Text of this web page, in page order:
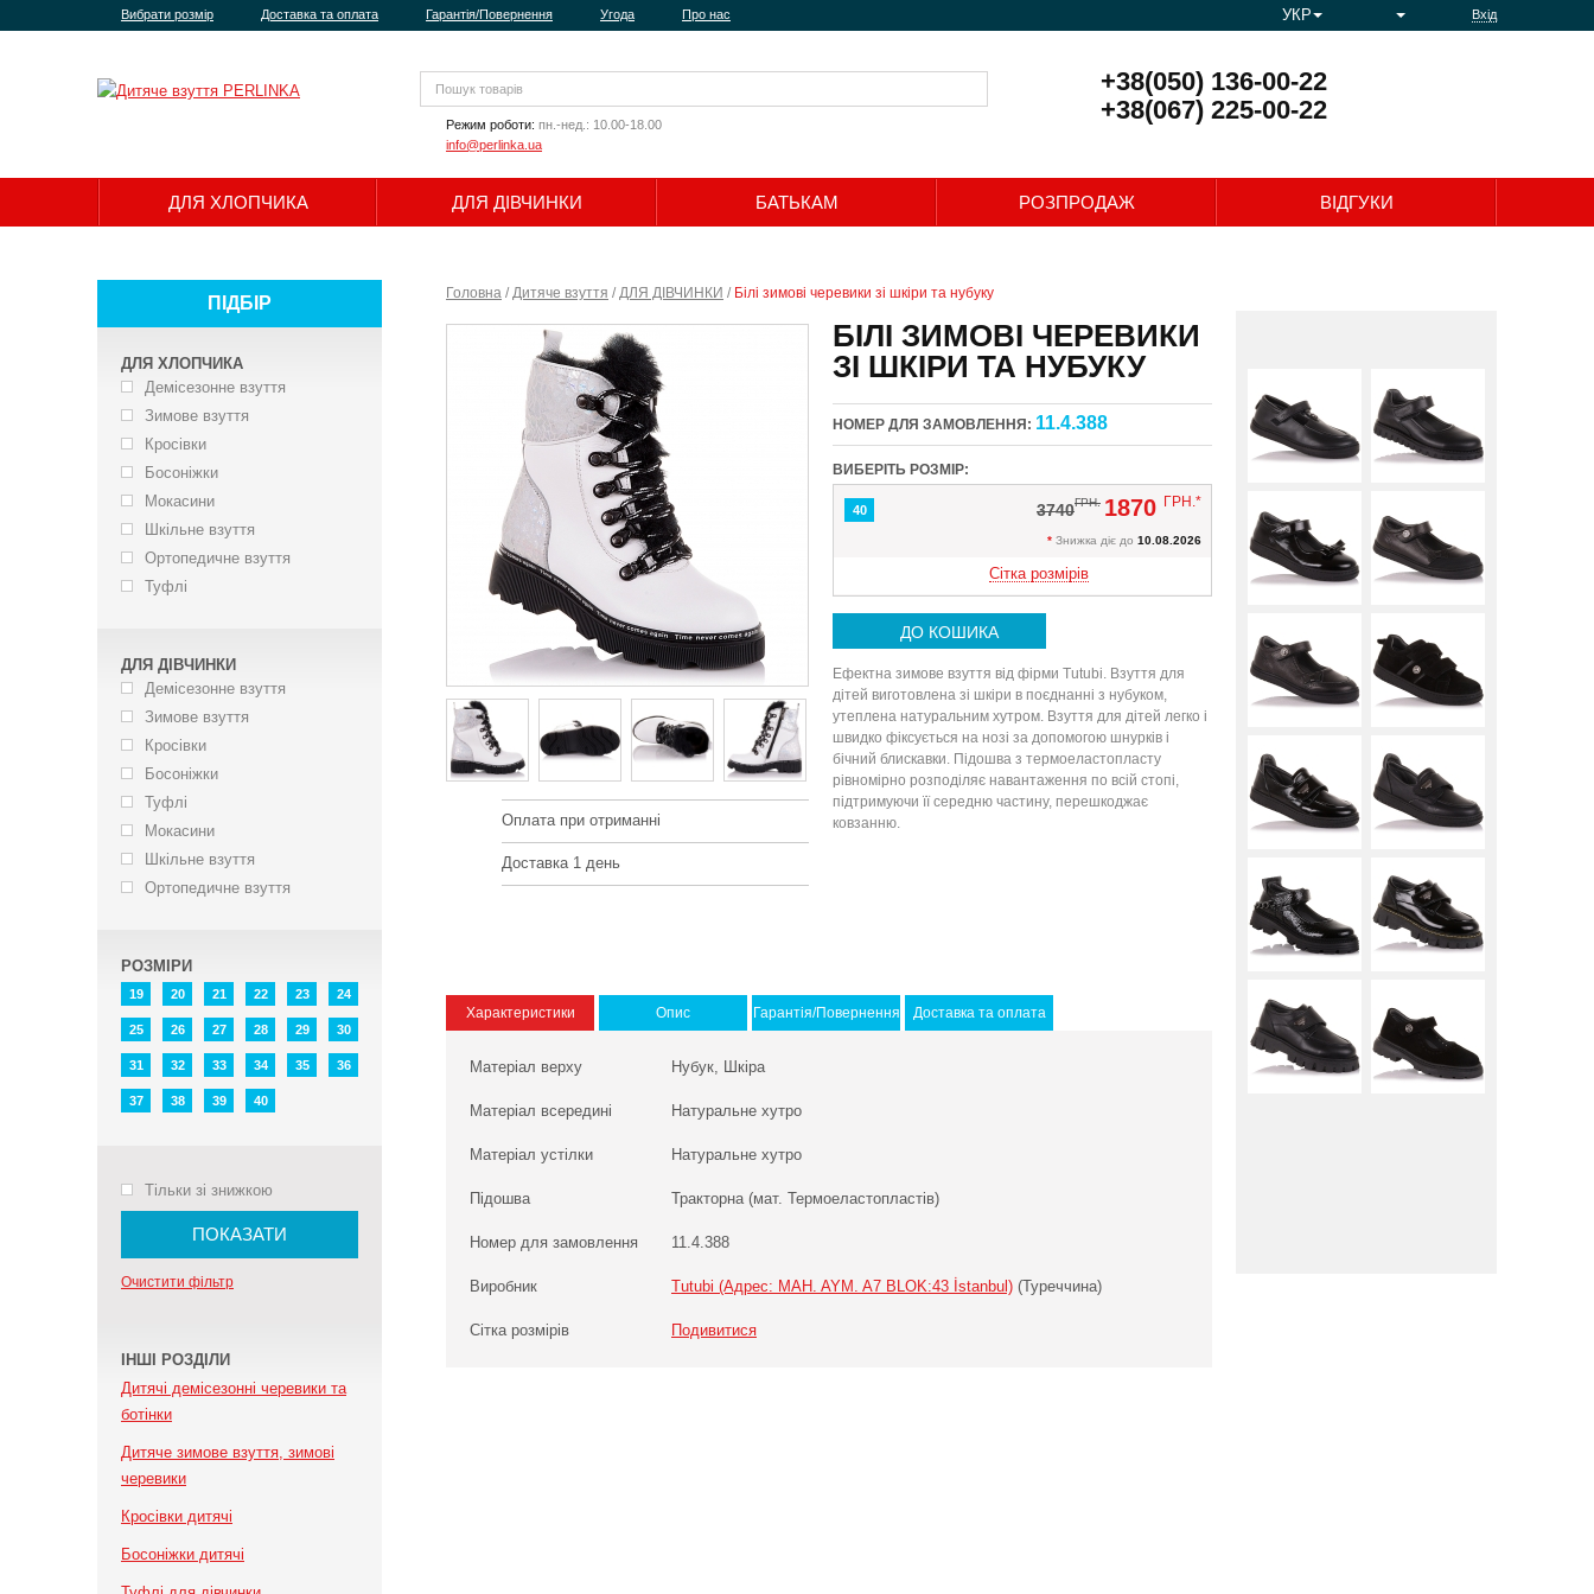
Вибрати розмір Доставка та оплата Гарантія/Повернення Угода Про нас Вхід
УКР
Режим роботи: пн.-нед.: 10.00-18.00
info@perlinka.ua
+38(050) 136-00-22
+38(067) 225-00-22
ДЛЯ ХЛОПЧИКА ДЛЯ ДІВЧИНКИ БАТЬКАМ РОЗПРОДАЖ ВІДГУКИ
Головна /Дитяче взуття /ДЛЯ ДІВЧИНКИ / Білі зимові черевики зі шкіри та нубуку
Оплата при отриманні
Доставка 1 день
БІЛІ ЗИМОВІ ЧЕРЕВИКИ
ЗІ ШКІРИ ТА НУБУКУ
НОМЕР ДЛЯ ЗАМОВЛЕННЯ: 11.4.388
ВИБЕРІТЬ РОЗМІР:
40 3740ГРН. 1870 ГРН.*
* Знижка діє до 10.08.2026
Сітка розмірів
ДО КОШИКА
Ефектна зимове взуття від фірми Tutubi. Взуття для
дітей виготовлена ​​зі шкіри в поєднанні з нубуком,
утеплена натуральним хутром. Взуття для дітей легко і
швидко фіксується на нозі за допомогою шнурків і
бічний блискавки. Підошва з термоеластопласту
рівномірно розподіляє навантаження по всій стопі,
підтримуючи її середню частину, перешкоджає
ковзанню.
Характеристики Опис Гарантія/Повернення Доставка та оплата
Матеріал верху Нубук, Шкіра
Матеріал всередині Натуральне хутро
Матеріал устілки Натуральне хутро
Підошва Тракторна (мат. Термоеластопластів)
Номер для замовлення 11.4.388
Виробник Tutubi (Адрес: MAH. AYM. A7 BLOK:43 İstanbul) (Туреччина)
Сітка розмірів Подивитися
Вверх
ПІДБІР
ДЛЯ ХЛОПЧИКА
Демісезонне взуття
Зимове взуття
Кросівки
Босоніжки
Мокасини
Шкільне взуття
Ортопедичне взуття
Туфлі
ДЛЯ ДІВЧИНКИ
Демісезонне взуття
Зимове взуття
Кросівки
Босоніжки
Туфлі
Мокасини
Шкільне взуття
Ортопедичне взуття
РОЗМІРИ
19 20 21 22 23 24
25 26 27 28 29 30
31 32 33 34 35 36
37 38 39 40
Тільки зі знижкою
ПОКАЗАТИ
Очистити фільтр
ІНШІ РОЗДІЛИ
Дитячі демісезонні черевики та
ботінки
Дитяче зимове взуття, зимові
черевики
Кросівки дитячі
Босоніжки дитячі